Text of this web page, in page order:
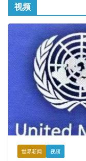
视频
世界新闻 视频